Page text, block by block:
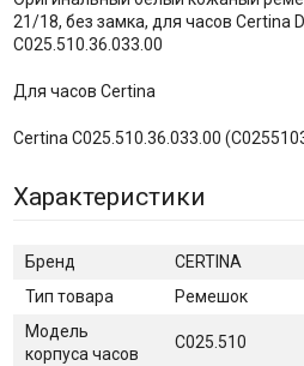
21/18, без замка, для часов Certina
C025.510.36.033.00
Для часов Certina
Certina C025.510.36.033.00
Характеристики
Бренд
CERTINA
Тип товара
Ремешок
Модель
корпуса часов
C025.510